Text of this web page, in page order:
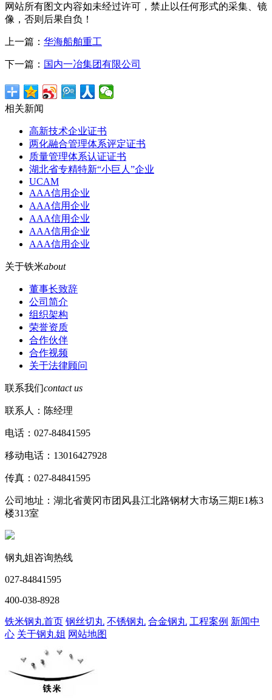
网站所有图文内容如未经过许可，禁止以任何形式的采集、镜
像，否则后果自负！
上一篇： 华海船舶重工
下一篇： 国内一冶集团有限公司
相关新闻
高新技术企业证书
两化融合管理体系评定证书
质量管理体系认证证书
湖北省专精特新“小巨人”企业
UCAM
AAA信用企业
AAA信用企业
AAA信用企业
AAA信用企业
AAA信用企业
关于铁米about
董事长致辞
公司简介
组织架构
荣誉资质
合作伙伴
合作视频
关于法律顾问
联系我们contact us
联系人：陈经理
电话：027-84841595
移动电话：13016427928
传真：027-84841595
公司地址：湖北省黄冈市团风县江北路钢材大市场三期E1栋3
楼313室
钢丸姐咨询热线
027-84841595
400-038-8928
铁米钢丸首页 钢丝切丸 不锈钢丸 合金钢丸 工程案例 新闻中
心 关于钢丸姐 网站地图